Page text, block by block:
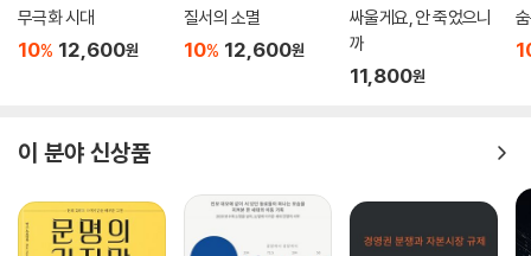
분명한 점은 전 세계 각국이 첨단 디지털 기술패권을 목표로 달려가는 가
운데 러시아와 우크라이나는 이번 전쟁으로 그러한 기술 경쟁에서 뒤처질
수밖에 없다는 것이다. 기존에 글로벌 수준에 비해 낮았던 이들 나라의 경
을 위시한 서방 선진국들과의 기술교류가 사실상 중단돼 발전 속도가 더디
상국가로의 회복은 머나먼 일이 될 것이다. 전쟁으로 인해 두 나라의 국가
이미지 역시 크게 하락한 점도 뼈아픈 일일 것이다. 누가 승리를 해도 전쟁
무극화 시대
10% 12,600원
질서의 소멸
10% 12,600원
싸울게요, 안 죽었으니
까
11,800원
이 분야 신상품